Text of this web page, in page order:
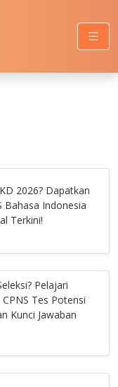
2026? Dapatkan
Bahasa Indonesia
Terkini!
Pelajari
Tes Potensi
Kunci Jawaban